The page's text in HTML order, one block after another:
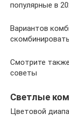
популярные в
Вариантов
Смотрите
советы
Светлые
Цветовой